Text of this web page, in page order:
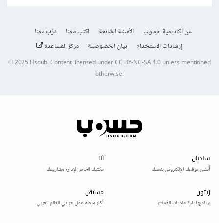
عن أكاديمية حسوب الأسئلة الشائعة اكتب معنا
درّب معنا
إرشادات الاستخدام
بيان الخصوصية مركز المساعدة
© 2025Hsoub.Content licensed underCC BY-NC-SA 4.0unless mentioned
otherwise.